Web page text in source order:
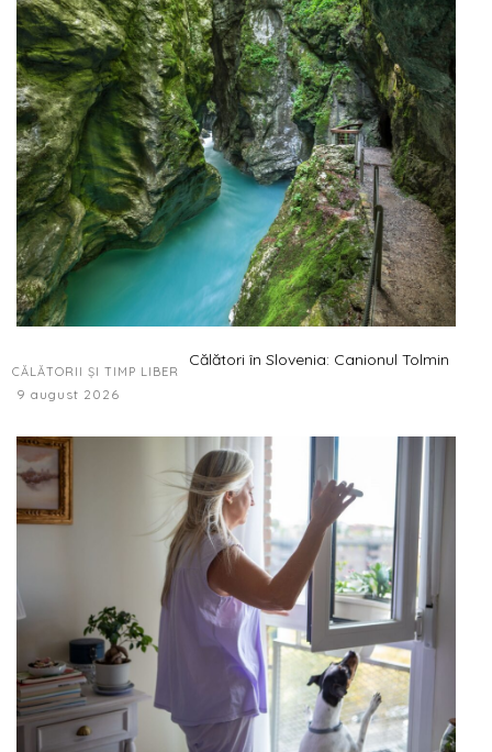
CĂLĂTORII ȘI TIMP LIBER
Călători în Slovenia: Canionul Tolmin
9 august 2026